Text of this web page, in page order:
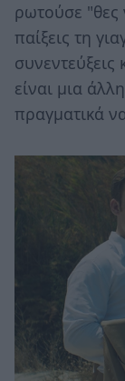
ρωτούσε "θες
παίξεις τη
είναι μια
πραγματικά